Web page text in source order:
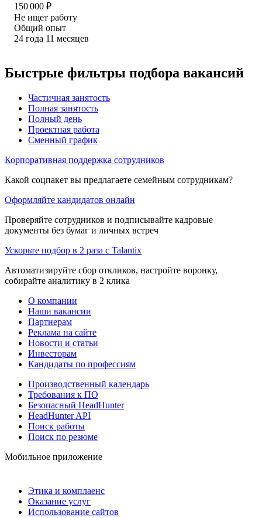
150 000 ₽
Не ищет работу
Общий опыт
24 года 11 месяцев
Быстрые фильтры подбора вакансий
Частичная занятость
Полная занятость
Полный день
Проектная работа
Сменный график
Корпоративная поддержка сотрудников
Какой соцпакет вы предлагаете семейным сотрудникам?
Оформляйте кандидатов онлайн
Проверяйте сотрудников и подписывайте кадровые
документы без бумаг и личных встреч
Ускорьте подбор в 2 раза с Talantix
Автоматизируйте сбор откликов, настройте воронку,
собирайте аналитику в 2 клика
О компании
Наши вакансии
Партнерам
Реклама на сайте
Новости и статьи
Инвесторам
Кандидаты по профессиям
Производственный календарь
Требования к ПО
Безопасный HeadHunter
HeadHunter API
Поиск работы
Поиск по резюме
Мобильное приложение
Этика и комплаенс
Оказание услуг
Использование сайтов